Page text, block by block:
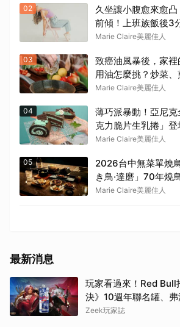
02
久坐讓小腹愈來愈
前傾！上班族飯後3
方法
Marie Claire美麗佳人
03
致癌油風暴後，家
用油怎麼挑？炒菜
次看懂
Marie Claire美麗佳人
04
薄巧派暴動！亞尼
克力脆片生乳捲」
時88折
Marie Claire美麗佳人
05
2026台中無菜單燒
き鳥·達磨」70年燒
古典「團扇控火」技
Marie Claire美麗佳人
最新消息
玩家看過來！Red
決》10週年聯名罐、
必收藏
Zeek玩家誌